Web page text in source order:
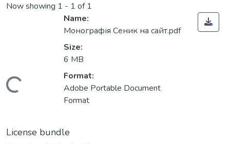
Now showing 1 - 1 of 1
Loading...
Name:
Монографія Сеник на сайт.pdf
Size:
6 MB
Format:
Adobe Portable Document
Format
License bundle